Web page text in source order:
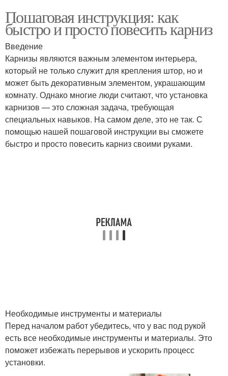
Пошаговая инструкция: как
быстро и просто повесить карниз
Введение
Карнизы являются важным элементом интерьера,
который не только служит для крепления штор, но и
может быть декоративным элементом, украшающим
комнату. Однако многие люди считают, что установка
карнизов — это сложная задача, требующая
специальных навыков. На самом деле, это не так. С
помощью нашей пошаговой инструкции вы сможете
быстро и просто повесить карниз своими руками.
Необходимые инструменты и материалы
Перед началом работ убедитесь, что у вас под рукой
есть все необходимые инструменты и материалы. Это
поможет избежать перерывов и ускорить процесс
установки.